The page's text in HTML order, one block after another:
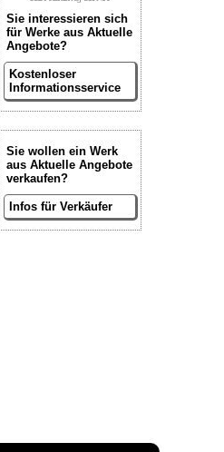
Sie interessieren sich
für Werke aus Aktuelle
Angebote?
Kostenloser
Informationsservice
Sie wollen ein Werk
aus Aktuelle Angebote
verkaufen?
Infos für Verkäufer